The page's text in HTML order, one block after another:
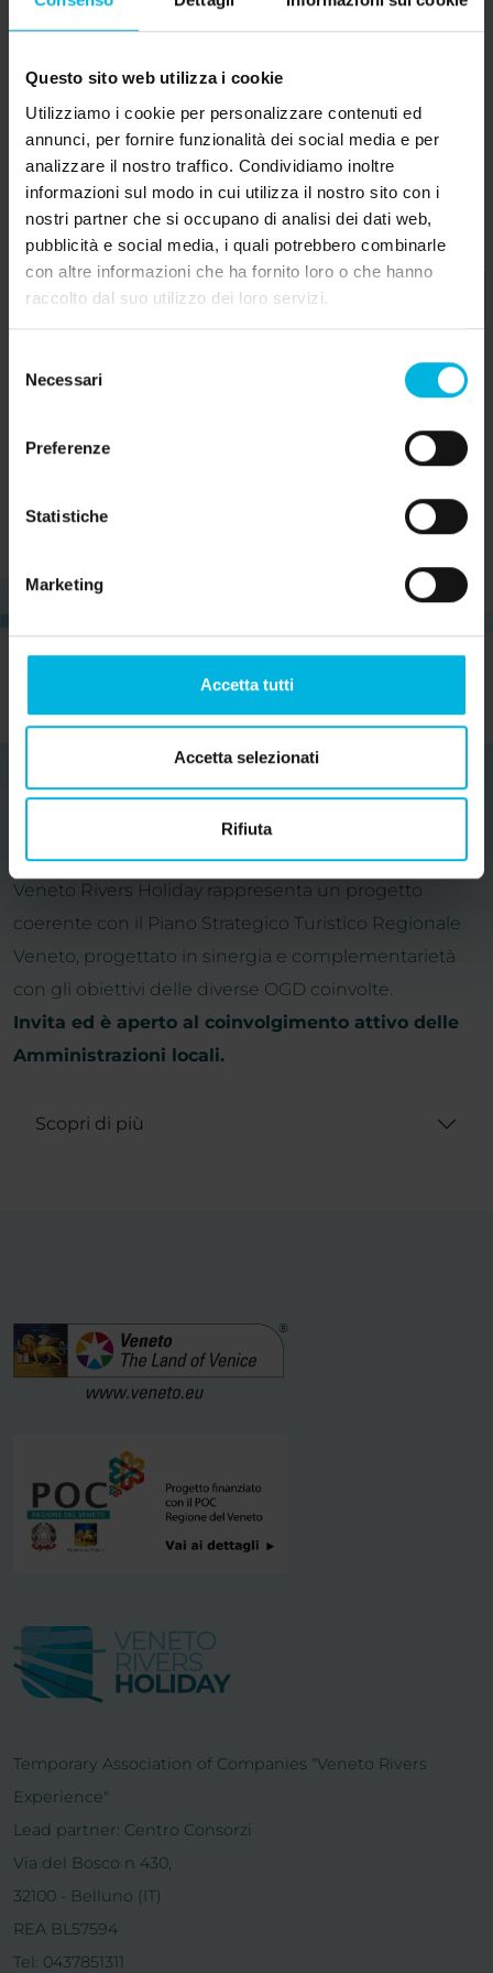
Questo sito web utilizza i cookie
Utilizziamo i cookie per personalizzare contenuti ed
annunci, per fornire funzionalità dei social media e per
analizzare il nostro traffico. Condividiamo inoltre
informazioni sul modo in cui utilizza il nostro sito con i
nostri partner che si occupano di analisi dei dati web,
pubblicità e social media, i quali potrebbero combinarle
con altre informazioni che ha fornito loro o che hanno
raccolto dal suo utilizzo dei loro servizi.
delNecessari
Preferenze
Statistiche
Marketing
Accetta tutti
Accetta selezionati
Rifiuta
Comelico
Scopri
Partners
Veneto Rivers Holiday rappresenta un progetto
coerente con il Piano Strategico Turistico Regionale
Veneto, progettato in sinergia e complementarietà
con gli obiettivi delle diverse OGD coinvolte.
Invita ed è aperto al coinvolgimento attivo delle
Amministrazioni locali.
Scopri di più
Temporary Association of Companies "Veneto Rivers
Experience"
Lead partner: Centro Consorzi
Via del Bosco n 430,
32100 - Belluno (IT)
REA BL57594
Tel: 0437851311